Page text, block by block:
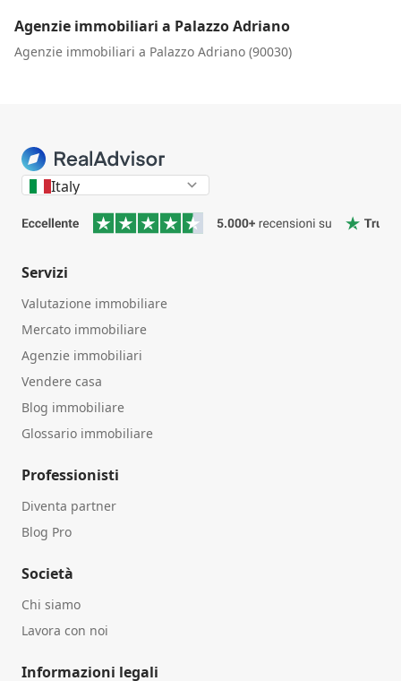
Agenzie immobiliari a Palazzo Adriano
Agenzie immobiliari a Palazzo Adriano (90030)
Italy
Servizi
Valutazione immobiliare
Mercato immobiliare
Agenzie immobiliari
Vendere casa
Blog immobiliare
Glossario immobiliare
Professionisti
Diventa partner
Blog Pro
Società
Chi siamo
Lavora con noi
Informazioni legali